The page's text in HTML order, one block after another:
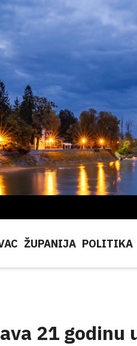
ŽUPANIJA POLITIKA
21 godinu